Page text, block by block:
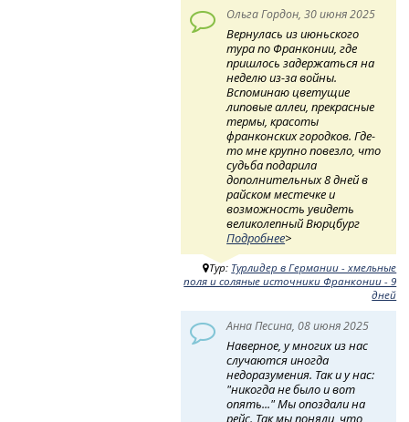
Ольга Гордон, 30 июня 2025
Вернулась из июньского
тура по Франконии, где
пришлось задержаться на
неделю из-за войны.
Вспоминаю цветущие
липовые аллеи, прекрасные
термы, красоты
франконских городков. Где-
то мне крупно повезло, что
судьба подарила
дополнительных 8 дней в
райском местечке и
возможность увидеть
великолепный Вюрцбург
Подробнее>
Тур: Турлидер в Германии - хмельные
поля и соляные источники Франконии - 9
дней
Анна Песина, 08 июня 2025
Наверное, у многих из нас
случаются иногда
недоразумения. Так и у нас:
"никогда не было и вот
опять..." Мы опоздали на
рейс. Так мы поняли, что